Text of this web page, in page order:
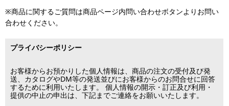
固定タイプ 中型(およそ26-50インチ)
固定タイプ 超大型(およそ65インチ以上)
片面（通常） 小型(およそ12-26インチ)
片面（通常） 中型(およそ26-42インチ)
※銀行振り込み・郵便振替・コンビニ決済・PayPayオンライン決済
の場合、ご入金確認後の発送となります。
土曜は11時・日曜祝日は10時までのご注文でクレジットカード決
済・代引決済のみ当日出荷が可能です。
※クレジットカード・代引き決済以外のお支払方法を選択されてい
※メーカー発注品は除きます。
この日は出荷業務を行いませんので予めご了承下さい。
■営業日
※商品に関するご質問は商品ページ内問い合わせボタンよりお問い
合わせください。
プライバシーポリシー
お客様からお預かりした個人情報は、商品の注文の受付及び発
送、カタログやDM等の発送並びにお客様からのお問合せに回答
するために利用いたします。 個人情報の開示・訂正及び利用・
提供の中止の申出は、下記までご連絡をお願いいたします。